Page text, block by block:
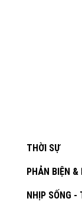
THỜI SỰ
PHẢN BIỆN &
NHỊP SỐNG -